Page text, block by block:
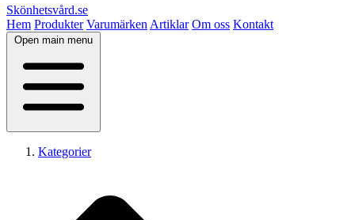
Skönhetsvård.se
Hem Produkter Varumärken Artiklar Om oss Kontakt
Open main menu
Kategorier